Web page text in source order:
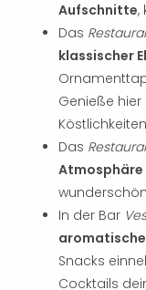
Aufschnitte,
Das
klassischer
Genieße
Das
Atmosphäre
In der Bar
Snacks
Cocktails